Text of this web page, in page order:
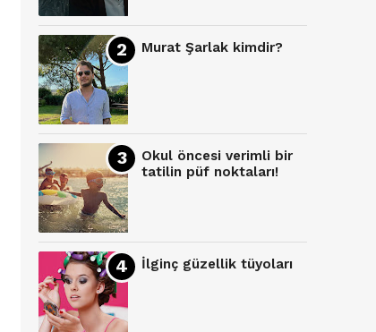
Murat Şarlak kimdir?
Okul öncesi verimli bir
tatilin püf noktaları!
İlginç güzellik tüyoları